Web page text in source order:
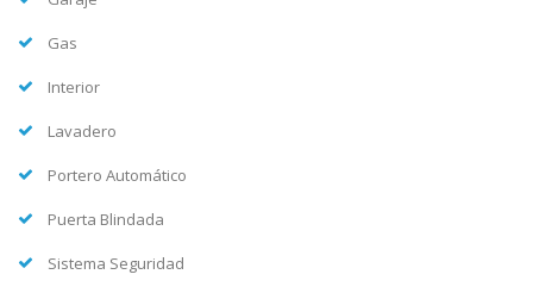
Gas
Interior
Lavadero
Portero Automático
Puerta Blindada
Sistema Seguridad